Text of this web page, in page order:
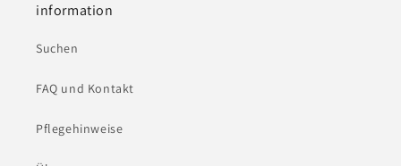
information
Suchen
FAQ und Kontakt
Pflegehinweise